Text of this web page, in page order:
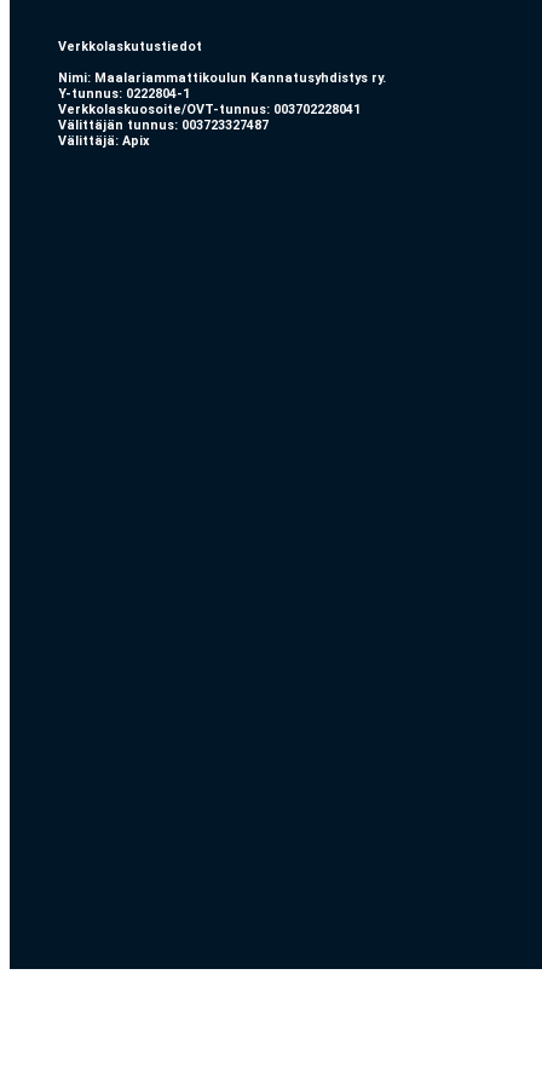
Verkkolaskutustiedot
Nimi: Maalariammattikoulun Kannatusyhdistys ry.
Y-tunnus: 0222804-1
Verkkolaskuosoite/OVT-tunnus: 003702228041
Välittäjän tunnus: 003723327487
Välittäjä: Apix